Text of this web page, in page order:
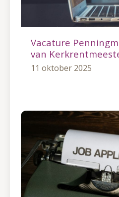
Vacature
van
11 oktober 2025